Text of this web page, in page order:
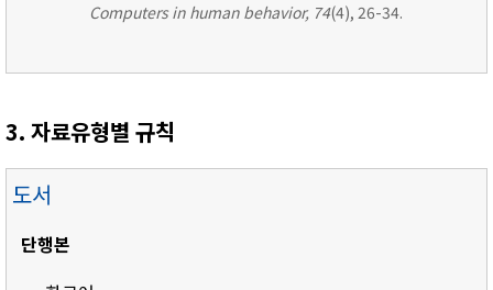
Computers in human behavior, 74(4), 26-34.
3. 자료유형별 규칙
도서
단행본